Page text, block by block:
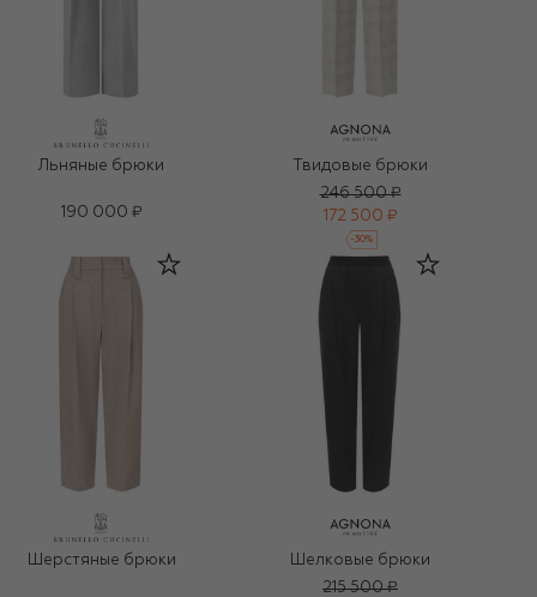
Льняные брюки
190 000 ₽
Твидовые брюки
246 500 ₽
172 500 ₽
-30%
Шерстяные брюки
Шелковые брюки
215 500 ₽